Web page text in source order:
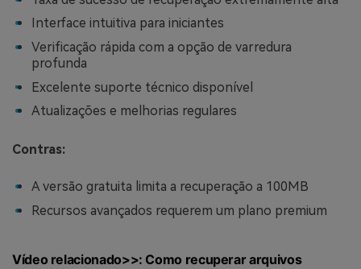
Interface intuitiva para iniciantes
Verificação rápida com a opção de varredura
profunda
Excelente suporte técnico disponível
Atualizações e melhorias regulares
Contras:
A versão gratuita limita a recuperação a 100MB
Recursos avançados requerem um plano premium
Vídeo relacionado>>: Como recuperar arquivos